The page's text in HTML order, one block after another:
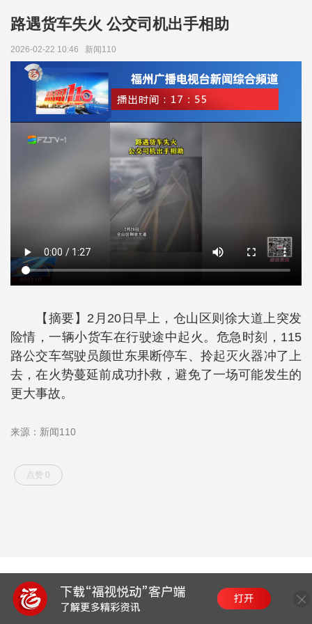
路遇货车失火 公交司机出手相助
2026-02-22 10:46 新闻110
【摘要】2月20日早上，仓山区则徐大道上突发
险情，一辆小货车在行驶途中起火。危急时刻，115
路公交车驾驶员颜世东果断停车、拎起灭火器冲了上
去，在火势蔓延前成功扑救，避免了一场可能发生的
更大事故。
来源：新闻110
点赞 0